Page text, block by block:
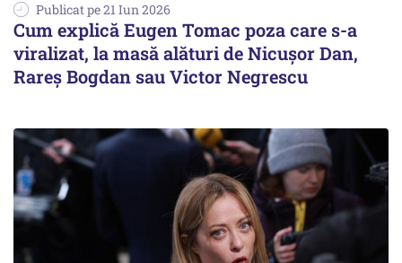
Publicat pe 21 Iun 2026
Cum explică Eugen Tomac poza care s-a
viralizat, la masă alături de Nicușor Dan,
Rareș Bogdan sau Victor Negrescu